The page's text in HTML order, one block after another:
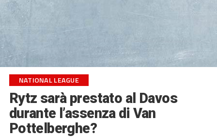
NATIONAL LEAGUE
Rytz sarà prestato al Davos
durante l’assenza di Van
Pottelberghe?